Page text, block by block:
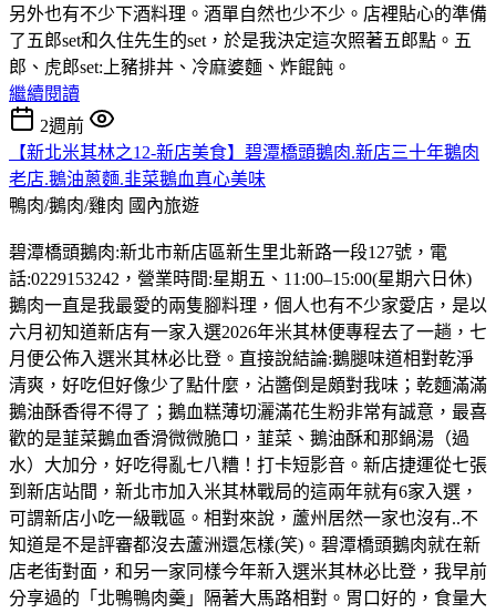
另外也有不少下酒料理。酒單自然也少不少。店裡貼心的準備
了五郎set和久住先生的set，於是我決定這次照著五郎點。五
郎、虎郎set:上豬排丼、冷麻婆麵、炸餛飩。
繼續閱讀
2週前
【新北米其林之12-新店美食】碧潭橋頭鵝肉.新店三十年鵝肉
老店.鵝油蔥麵.韭菜鵝血真心美味
鴨肉/鵝肉/雞肉 國內旅遊
碧潭橋頭鵝肉:新北市新店區新生里北新路一段127號，電
話:0229153242，營業時間:星期五、11:00–15:00(星期六日休)
鵝肉一直是我最愛的兩隻腳料理，個人也有不少家愛店，是以
六月初知道新店有一家入選2026年米其林便專程去了一趟，七
月便公佈入選米其林必比登。直接說結論:鵝腿味道相對乾淨
清爽，好吃但好像少了點什麼，沾醬倒是頗對我味；乾麵滿滿
鵝油酥香得不得了；鵝血糕薄切灑滿花生粉非常有誠意，最喜
歡的是韮菜鵝血香滑微微脆口，韮菜、鵝油酥和那鍋湯（過
水）大加分，好吃得亂七八糟！打卡短影音。新店捷運從七張
到新店站間，新北市加入米其林戰局的這兩年就有6家入選，
可謂新店小吃一級戰區。相對來說，蘆州居然一家也沒有..不
知道是不是評審都沒去蘆洲還怎樣(笑)。碧潭橋頭鵝肉就在新
店老街對面，和另一家同樣今年新入選米其林必比登，我早前
分享過的「北鴨鴨肉羹」隔著大馬路相對。胃口好的，食量大